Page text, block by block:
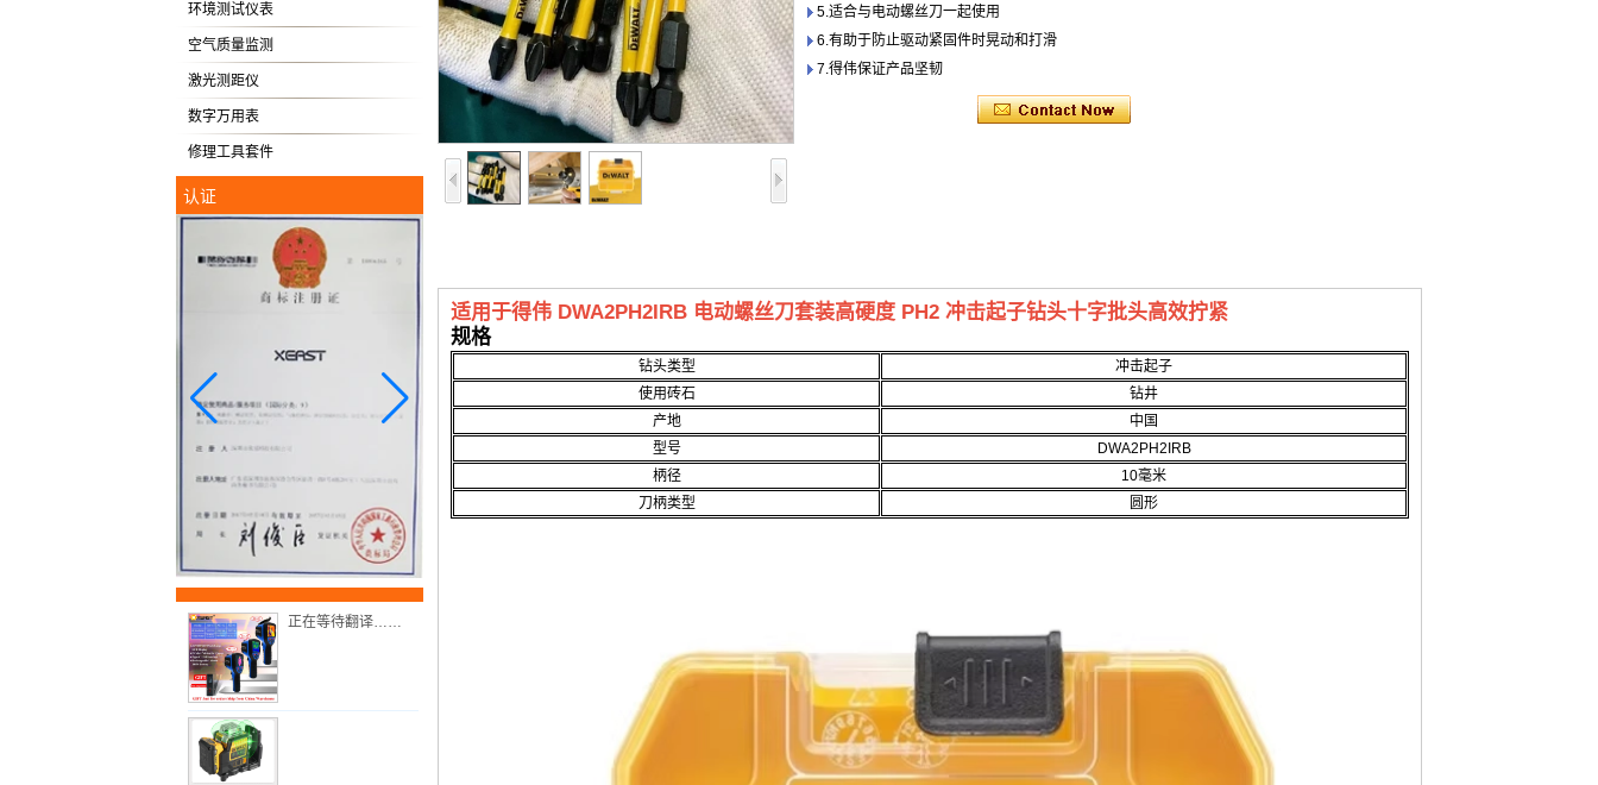
环境测试仪表
空气质量监测
激光测距仪
数字万用表
修理工具套件
认证
正在等待翻译……
5.适合与电动螺丝刀一起使用
6.有助于防止驱动紧固件时晃动和打滑
7.得伟保证产品坚韧
适用于得伟 DWA2PH2IRB 电动螺丝刀套装高硬度 PH2 冲击起子钻头十字批头高效拧紧
规格
钻头类型
冲击起子
使用砖石
钻井
产地
中国
型号
DWA2PH2IRB
柄径
10毫米
刀柄类型
圆形